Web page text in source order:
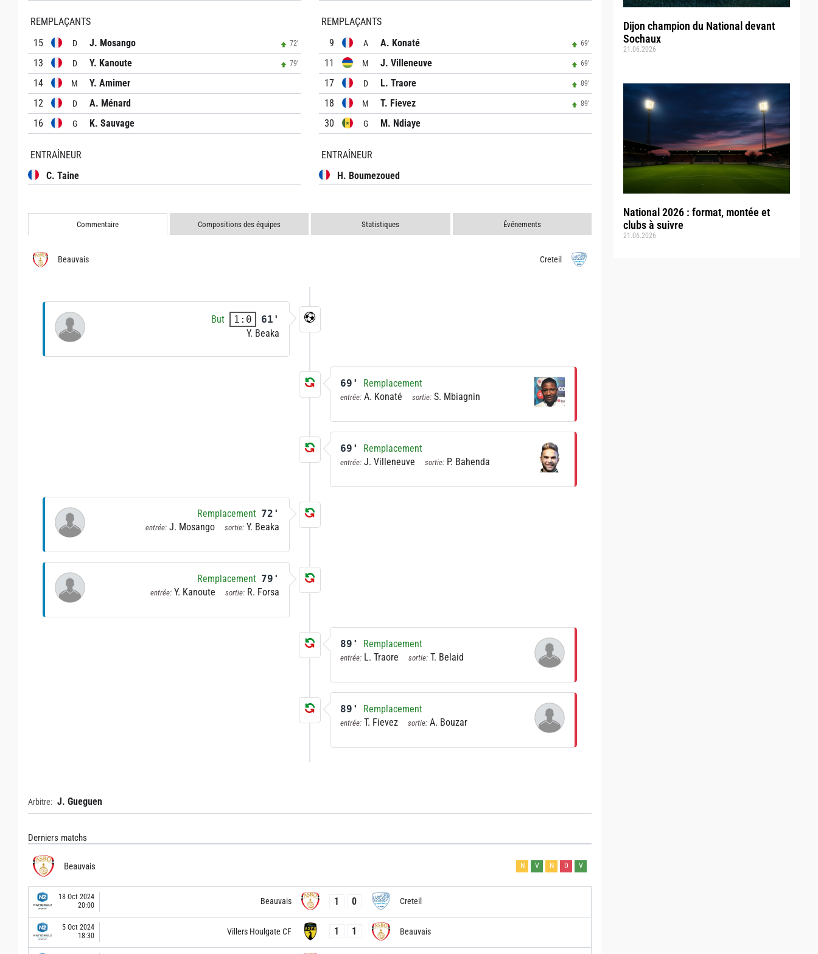
Dijon champion du National devant
Sochaux
21.06.2026
National 2026 : format, montée et
clubs à suivre
21.06.2026
REMPLAÇANTS
15
D J. Mosango 72'
13 D Y. Kanoute 79'
14 M
Y. Amimer
12
D
A. Ménard
16
G K. Sauvage
ENTRAÎNEUR
C. Taine
REMPLAÇANTS
9
A A. Konaté 69'
11 M J. Villeneuve 69'
17 D L. Traore 89'
18 M T. Fievez 89'
30 G M. Ndiaye
ENTRAÎNEUR
H. Boumezoued
Commentaire Compositions des équipes Statistiques Événements
Beauvais Creteil
But 1:0
61'
Y. Beaka
69' Remplacement
entrée: A. Konaté sortie: S. Mbiagnin
69' Remplacement
entrée: J. Villeneuve sortie: P. Bahenda
Remplacement 72'
entrée: J. Mosango sortie: Y. Beaka
Remplacement 79'
entrée: Y. Kanoute sortie: R. Forsa
89' Remplacement
entrée: L. Traore sortie: T. Belaid
89' Remplacement
entrée: T. Fievez sortie: A. Bouzar
Arbitre: J. Gueguen
Derniers matchs
Beauvais N V N D V
18 Oct 2024
20:00
Beauvais 1 0 Creteil
5 Oct 2024
18:30
Villers Houlgate CF 1 1 Beauvais